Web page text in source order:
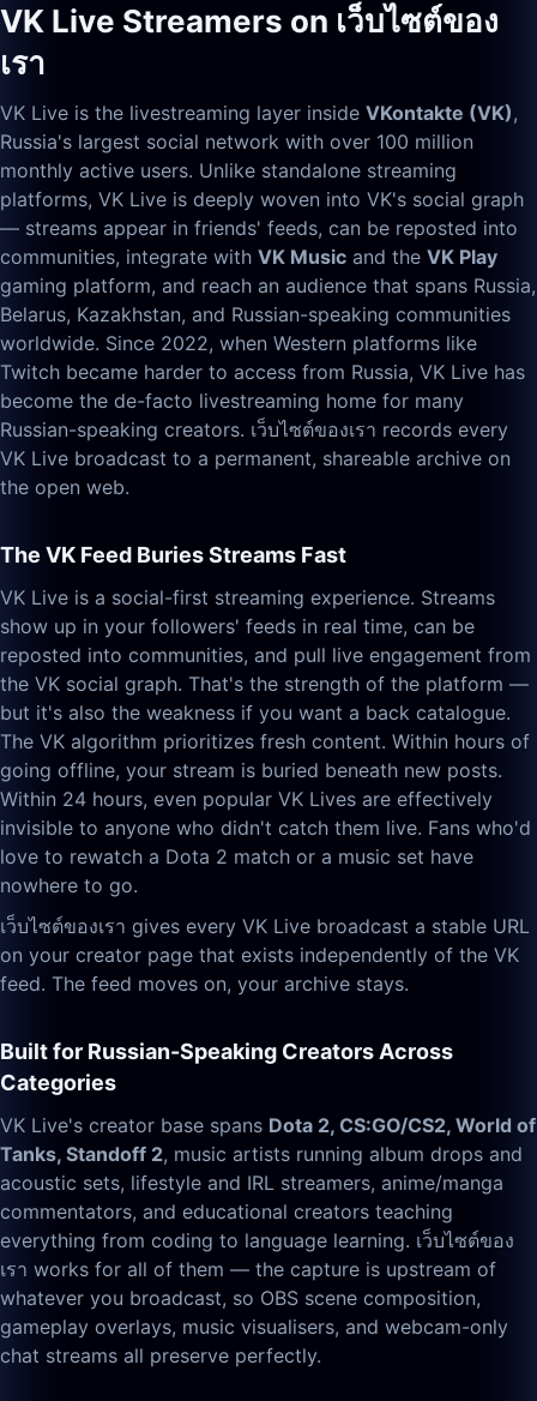
VK Live Streamers on เว็บไซต์ของ
เรา
VK Live is the livestreaming layer inside VKontakte (VK),
Russia's largest social network with over 100 million
monthly active users. Unlike standalone streaming
platforms, VK Live is deeply woven into VK's social graph
— streams appear in friends' feeds, can be reposted into
communities, integrate with VK Music and the VK Play
gaming platform, and reach an audience that spans Russia,
Belarus, Kazakhstan, and Russian-speaking communities
worldwide. Since 2022, when Western platforms like
Twitch became harder to access from Russia, VK Live has
become the de-facto livestreaming home for many
Russian-speaking creators. เว็บไซต์ของเรา records every
VK Live broadcast to a permanent, shareable archive on
the open web.
The VK Feed Buries Streams Fast
VK Live is a social-first streaming experience. Streams
show up in your followers' feeds in real time, can be
reposted into communities, and pull live engagement from
the VK social graph. That's the strength of the platform —
but it's also the weakness if you want a back catalogue.
The VK algorithm prioritizes fresh content. Within hours of
going offline, your stream is buried beneath new posts.
Within 24 hours, even popular VK Lives are effectively
invisible to anyone who didn't catch them live. Fans who'd
love to rewatch a Dota 2 match or a music set have
nowhere to go.
เว็บไซต์ของเรา gives every VK Live broadcast a stable URL
on your creator page that exists independently of the VK
feed. The feed moves on, your archive stays.
Built for Russian-Speaking Creators Across
Categories
VK Live's creator base spans Dota 2, CS:GO/CS2, World of
Tanks, Standoff 2, music artists running album drops and
acoustic sets, lifestyle and IRL streamers, anime/manga
commentators, and educational creators teaching
everything from coding to language learning. เว็บไซต์ของ
เรา works for all of them — the capture is upstream of
whatever you broadcast, so OBS scene composition,
gameplay overlays, music visualisers, and webcam-only
chat streams all preserve perfectly.